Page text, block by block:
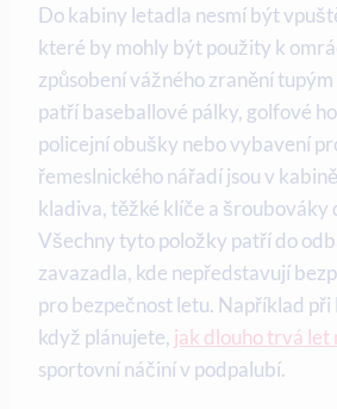
Do kabiny letadla nesmí být
které by mohly být použity k
způsobení vážného zranění
patří baseballové pálky, golfové
policejní obušky nebo vybavení
řemeslnického nářadí jsou v
kladiva, těžké klíče a šroubováky
Všechny tyto položky patří do
zavazadla, kde nepředstavují
pro bezpečnost letu. Například při
když plánujete, jak dlouho trvá let
sportovní náčiní v podpalubí.